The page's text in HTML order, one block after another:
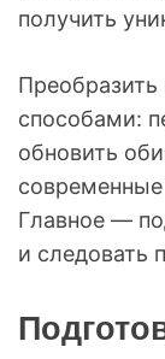
получить
способами:
обновить
Главное —
и следовать